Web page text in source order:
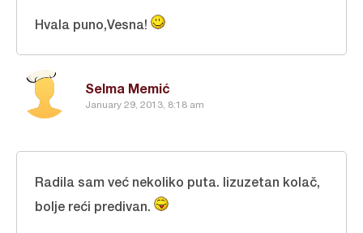
Selma Memić
January 29, 2013, 8:18 am
Hvala puno,Vesna!
Radila sam već nekoliko puta. Iizuzetan kolač,
bolje reći predivan.